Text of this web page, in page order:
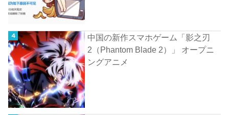
中国の新作スマホゲーム「影之刃
2（Phantom Blade 2）」 オープニ
ングアニメ